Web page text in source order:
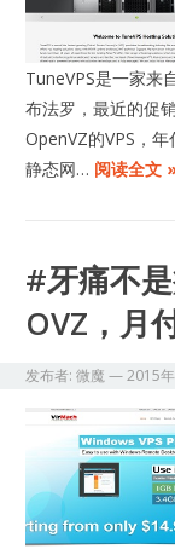
TuneVPS是一家来
布法罗，最近的促
OpenVZ的VPS，
静态网… 阅读全文
#牙痛不
OVZ，月
发布者:微魔—2015